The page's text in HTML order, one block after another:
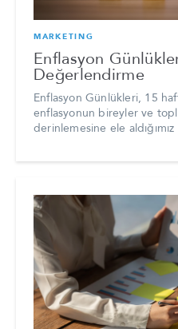
MARKETING
Enflasyon
Değerlendirme
Enflasyon Günlükleri, 15
enflasyonun bireyler ve
derinlemesine ele